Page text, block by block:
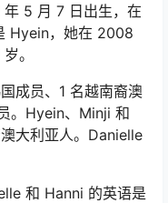
5 月 7 日出生，在
Hyein，她在 2008
。
成员、1 名越南裔澳
。Hyein、Minji 和
大利亚人。Danielle
和 Hanni 的英语是